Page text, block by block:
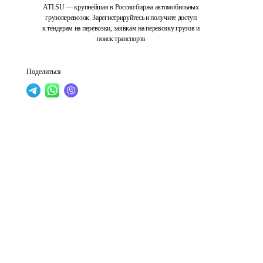
ATI.SU — крупнейшая в России биржа автомобильных
грузоперевозок. Зарегистрируйтесь и получите доступ
к тендерам на перевозки, заявкам на перевозку грузов и
поиск транспорта
Поделиться